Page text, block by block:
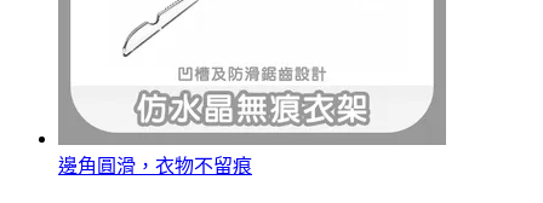
邊角圓滑，衣物不留痕